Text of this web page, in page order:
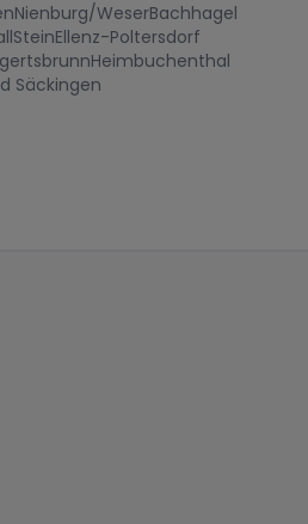
Nienburg/WeserBachhagel
SteinEllenz-Poltersdorf
Heimbuchenthal
Säckingen